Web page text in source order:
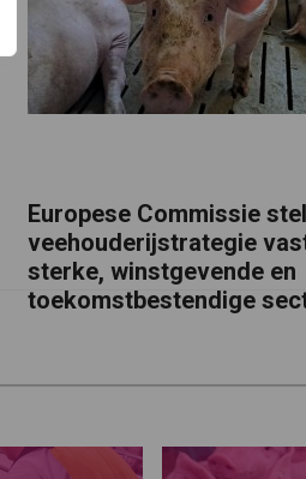
Europese Commissie
veehouderijstrategie
sterke, winstgevende en
toekomstbestendige